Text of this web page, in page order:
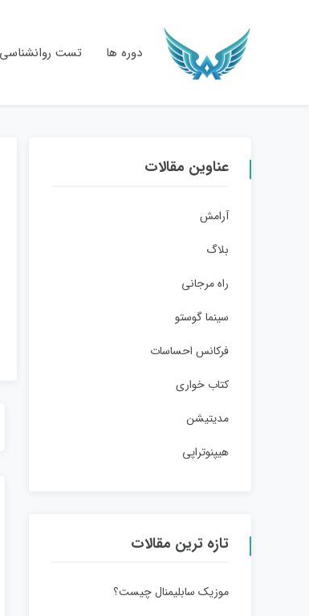
دوره ها تست روانشناسی
عناوین مقالات
آرامش
بلاگ
راه مرجانی
سینما گوستو
فرکانس احساسات
کتاب خواری
مدیتیشن
هیپنوتراپی
تازه ترین مقالات
موزیک سابلیمنال چیست؟